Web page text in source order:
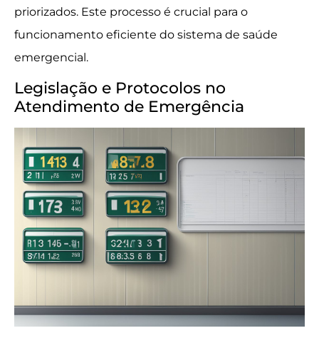
priorizados. Este processo é crucial para o
funcionamento eficiente do sistema de saúde
emergencial.
Legislação e Protocolos no
Atendimento de Emergência